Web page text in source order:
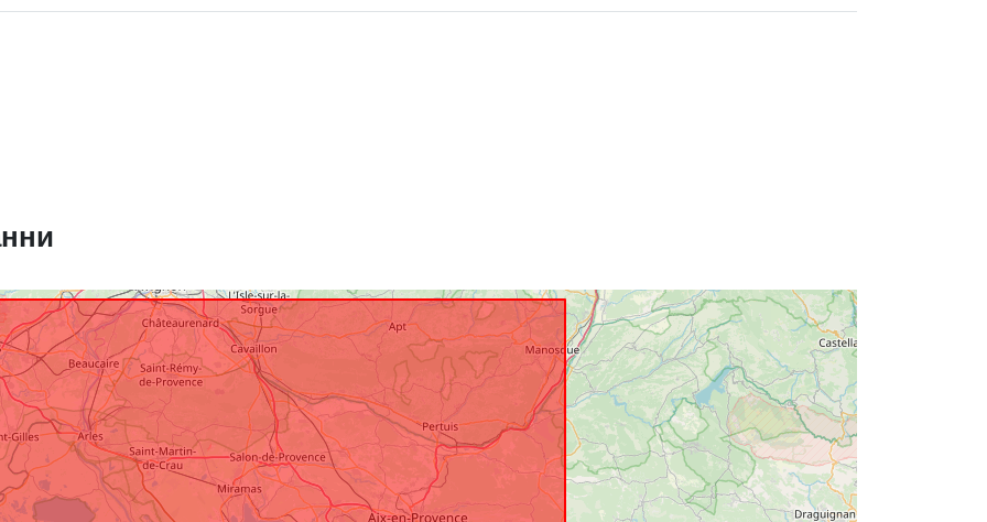
43.92386627 ], [ 5.81325293,
durable.gouv.fr/service/fr-
120066022-wxs-aeef494e-bb6e-
4dc2-aa84-c51471f40ddb
uriRef:
http://data.europa.eu/88u/dataset/fr-
120066022-srv-a98d1809-6850-
4217-b48c-265af668f9a6